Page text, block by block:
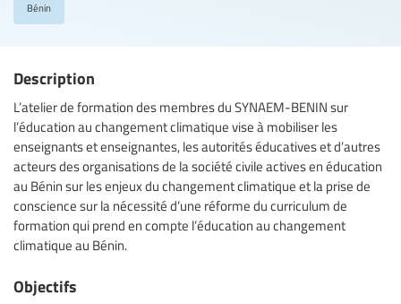
Bénin
Description
L’atelier de formation des membres du SYNAEM-BENIN sur
l’éducation au changement climatique vise à mobiliser les
enseignants et enseignantes, les autorités éducatives et d’autres
acteurs des organisations de la société civile actives en éducation
au Bénin sur les enjeux du changement climatique et la prise de
conscience sur la nécessité d’une réforme du curriculum de
formation qui prend en compte l’éducation au changement
climatique au Bénin.
Objectifs